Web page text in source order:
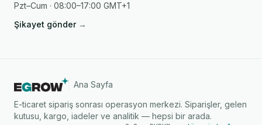
Pzt–Cum · 08:00–17:00 GMT+1
Şikayet gönder →
Ana Sayfa
E-ticaret sipariş sonrası operasyon merkezi. Siparişler, gelen
kutusu, kargo, iadeler ve analitik — hepsi bir arada.